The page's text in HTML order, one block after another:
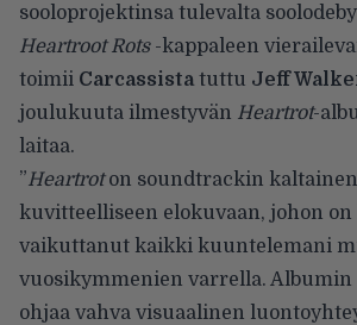
sooloprojektinsa tulevalta
Heartroot Rots-kappaleen
toimii Carcassistatuttu Jeff
joulukuuta ilmestyvän Heartrot-
laitaa.
”Heartroton soundtrackin
kuvitteelliseen elokuvaan, johon
vaikuttanut kaikki kuuntelemani
vuosikymmenien varrella. Albumin
ohjaa vahva visuaalinen